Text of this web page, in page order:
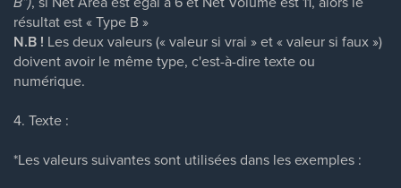
résultat est « Type B »
N.B ! Les deux valeurs (« valeur si vrai » et « valeur si faux »)
doivent avoir le même type, c'est-à-dire texte ou
numérique.
4. Texte :
*Les valeurs suivantes sont utilisées dans les exemples :